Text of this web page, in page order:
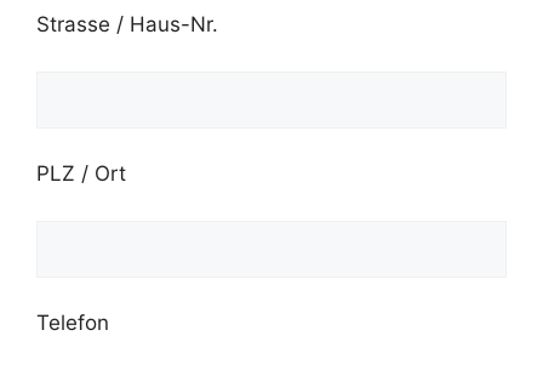
Strasse / Haus-Nr.
PLZ / Ort
Telefon